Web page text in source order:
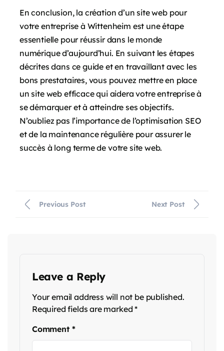
En conclusion, la création d’un site web pour
votre entreprise à Wittenheim est une étape
essentielle pour réussir dans le monde
numérique d’aujourd’hui. En suivant les étapes
décrites dans ce guide et en travaillant avec les
bons prestataires, vous pouvez mettre en place
un site web efficace qui aidera votre entreprise à
se démarquer et à atteindre ses objectifs.
N’oubliez pas l’importance de l’optimisation SEO
et de la maintenance régulière pour assurer le
succès à long terme de votre site web.
Previous Post Next Post
Leave a Reply
Your email address will not be published.
Required fields are marked*
Comment *